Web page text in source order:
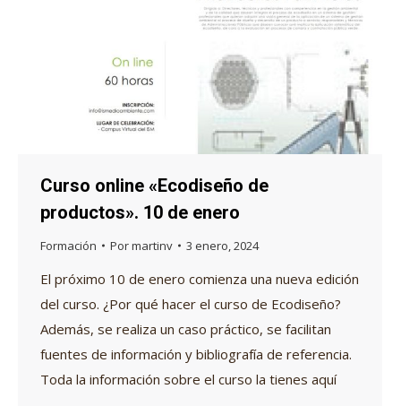
Curso online «Ecodiseño de
productos». 10 de enero
Formación Pormartinv 3 enero, 2024
El próximo 10 de enero comienza una nueva edición
del curso. ¿Por qué hacer el curso de Ecodiseño?
Además, se realiza un caso práctico, se facilitan
fuentes de información y bibliografía de referencia.
Toda la información sobre el curso la tienes aquí